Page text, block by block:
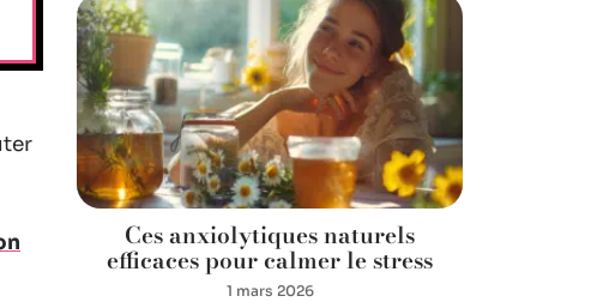
Ces anxiolytiques naturels
efficaces pour calmer le stress
1 mars 2026